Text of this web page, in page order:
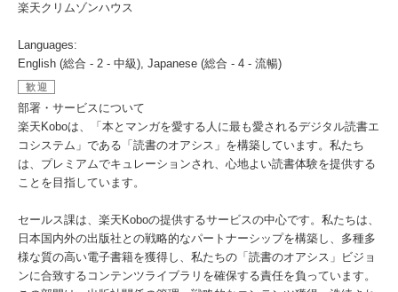
楽天クリムゾンハウス
Languages:
English (総合 - 2 - 中級), Japanese (総合 - 4 - 流暢)
歓迎
部署・サービスについて
楽天Koboは、「本とマンガを愛する人に最も愛されるデジタル読書エ
コシステム」である「読書のオアシス」を構築しています。私たち
は、プレミアムでキュレーションされ、心地よい読書体験を提供する
ことを目指しています。
セールス課は、楽天Koboの提供するサービスの中心です。私たちは、
日本国内外の出版社との戦略的なパートナーシップを構築し、多種多
様な質の高い電子書籍を獲得し、私たちの「読書のオアシス」ビジョ
ンに合致するコンテンツライブラリを確保する責任を負っています。